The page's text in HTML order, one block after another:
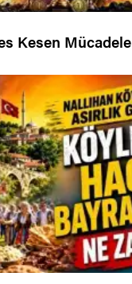
Kesen Mücadele